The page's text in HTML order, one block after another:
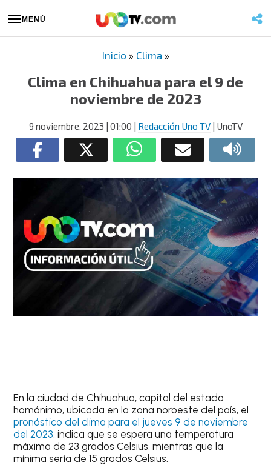
MENÚ
Inicio » Clima »
Clima en Chihuahua para el 9 de
noviembre de 2023
9 noviembre, 2023 | 01:00 | Redacción Uno TV| UnoTV
En la ciudad deChihuahua, capital del estado
homónimo, ubicada en la zona noroeste del país, el
pronóstico del clima para el jueves 9 de noviembre
del 2023, indica que se espera una temperatura
máxima de 23 grados Celsius, mientras que la
mínima sería de 15 grados Celsius.